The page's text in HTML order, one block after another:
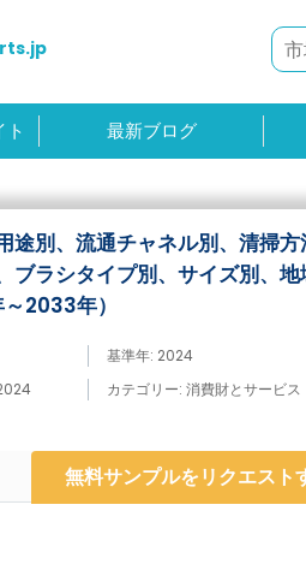
最新ブログ
別、流通チャネル別、清掃方
ラシタイプ別、サイズ別、地
2033年）
基準年: 2024
カテゴリー: 消費財とサービス
無料サンプルをリクエスト